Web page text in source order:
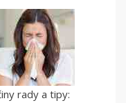
rady a tipy: